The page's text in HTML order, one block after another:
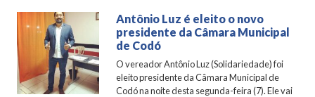
Antônio Luz é eleito o novo
presidente da Câmara Municipal
de Codó
O vereador Antônio Luz (Solidariedade) foi
eleito presidente da Câmara Municipal de
Codó na noite desta segunda-feira (7). Ele vai